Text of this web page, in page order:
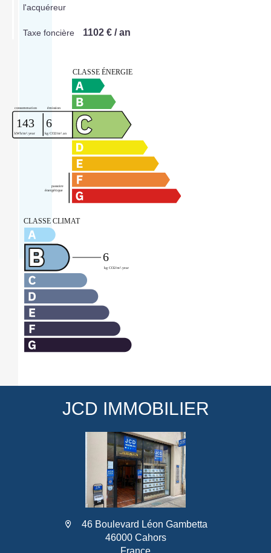
l'acquéreur
Taxe foncière 1102 € / an
JCD IMMOBILIER
46 Boulevard Léon Gambetta
46000 Cahors